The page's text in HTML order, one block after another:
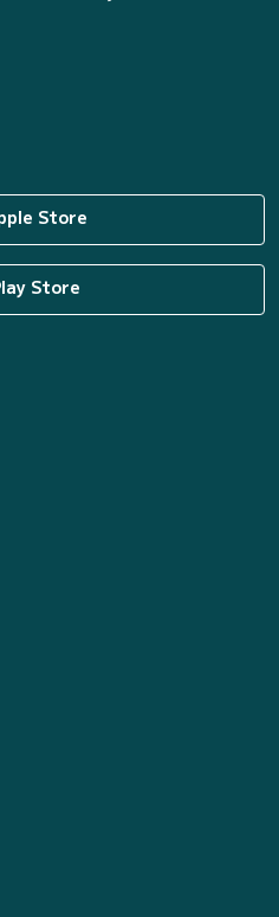
Store
Store